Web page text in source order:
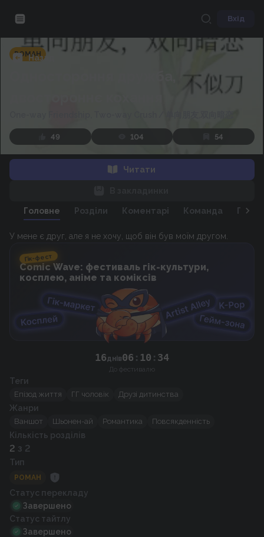
Вхід
Назад
РОМАН
49 104 54
Читати
Головне Розділи Коментарі Команда
У мене є друг, але я не хочу, щоб він був моїм другом.
Гік-фест
Comic Wave: фестиваль гік-культури,
косплею, аніме та коміксів
16днів06 : 10 : 34
До фестивалю
Теги
Епізод життя ГГ чоловік Друзі дитинства
Жанри
Ваншот Шьонен-ай Романтика Повсякденність
Кількість розділів
2 з 2
Тип
РОМАН
Статус перекладу
Завершено
Статус тайтлу
Завершено